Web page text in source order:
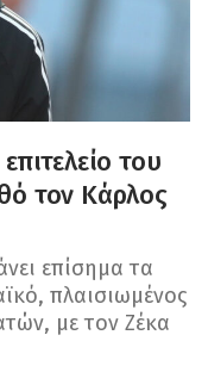
του
τον Κάρλος
επίσημα τα
πλαισιωμένος
με τον Ζέκα